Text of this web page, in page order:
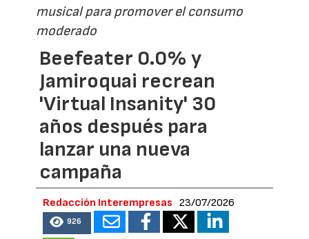
musical para promover el consumo
moderado
Beefeater 0.0% y
Jamiroquai recrean
'Virtual Insanity' 30
años después para
lanzar una nueva
campaña
Redacción Interempresas 23/07/2026
926